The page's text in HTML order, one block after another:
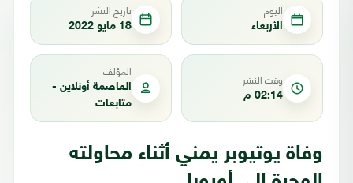
اليوم
الأربعاء
تاريخ النشر
18 مايو 2022
وقت النشر
02:14 م
المؤلف
العاصمة أونلاين -
متابعات
وفاة يوتيوبر يمني أثناء محاولته